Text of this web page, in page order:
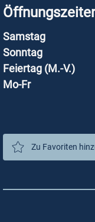
Samstag
Sonntag
Feiertag (M.-V.)
Mo-Fr
Zu Favoriten